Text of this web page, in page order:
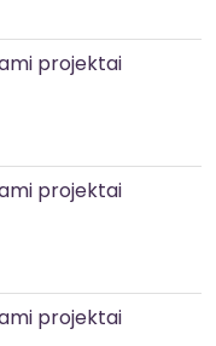
projektai
projektai
projektai